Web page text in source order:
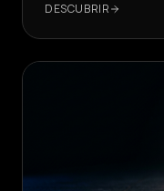
DESCUBRIR